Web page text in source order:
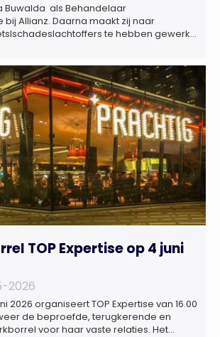
Buwalda als Behandelaar
Allianz. Daarna maakt zij naar
te hebben gewerkt
Letselschade, waarin zij onder meer
ZLM, Ard Korevaar Personenschade,
TOP Expertise op 4 juni
2026
2026 organiseert TOP Expertise van 16.00
de beproefde, terugkerende en
voor haar vaste relaties. Het